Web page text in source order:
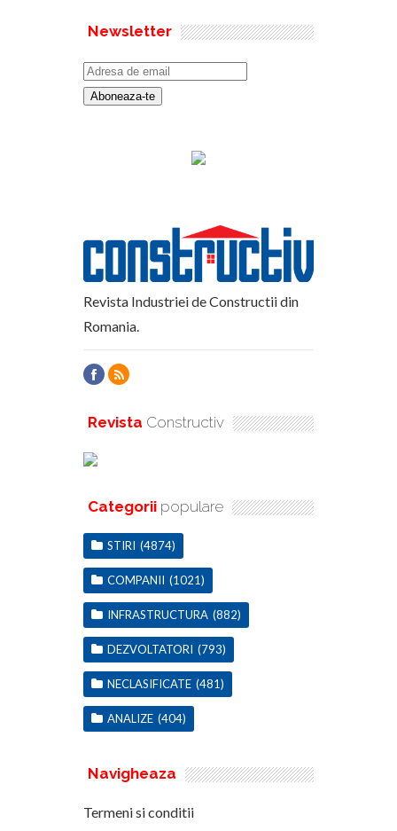
Newsletter
Revista Industriei de Constructii din
Romania.
Revista Constructiv
Categorii populare
STIRI (4874)
COMPANII (1021)
INFRASTRUCTURA (882)
DEZVOLTATORI (793)
NECLASIFICATE (481)
ANALIZE (404)
Navigheaza
Termeni si conditii